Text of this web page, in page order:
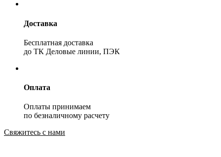
Доставка
Бесплатная доставка
до ТК Деловые линии, ПЭК
Оплата
Оплаты принимаем
по безналичному расчету
Свяжитесь с нами